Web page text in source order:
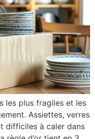
les plus fragiles et les
Assiettes, verres
difficiles à caler dans